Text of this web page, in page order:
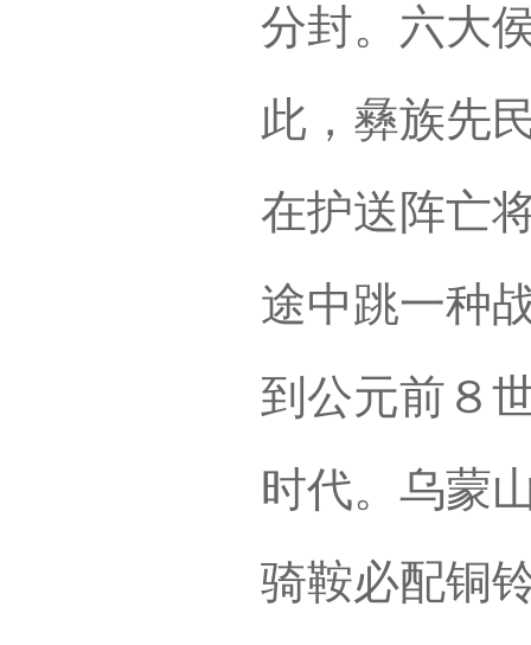
分封。六大
此，彝族先
在护送阵亡
途中跳一种
到公元前８
时代。乌蒙
骑鞍必配铜